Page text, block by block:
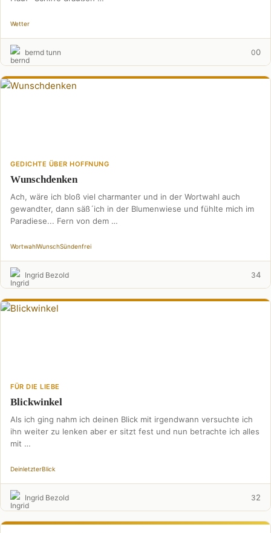
Wetter
bernd tunn 00
GEDICHTE ÜBER HOFFNUNG
Wunschdenken
Ach, wäre ich bloß viel charmanter und in der Wortwahl auch
gewandter, dann säß´ich in der Blumenwiese und fühlte mich im
Paradiese... Fern von dem …
WortwahlWunschSündenfrei
Ingrid Bezold 34
FÜR DIE LIEBE
Blickwinkel
Als ich ging nahm ich deinen Blick mit irgendwann versuchte ich
ihn weiter zu lenken aber er sitzt fest und nun betrachte ich alles
mit …
DeinletzterBlick
Ingrid Bezold 32